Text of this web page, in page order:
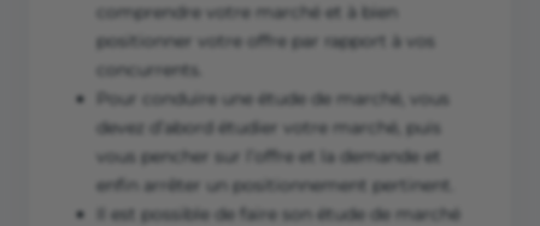
comprendre votre marché et à bien
positionner votre offre par rapport à vos
concurrents.
Pour conduire une étude de marché, vous
devez d’abord étudier votre marché, puis
vous pencher sur l’offre et la demande et
enfin arrêter un positionnement pertinent.
Il est possible de faire son étude de marché